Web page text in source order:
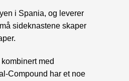
i Spania, og leverer
sideknastene skaper
med
Compound har et noe